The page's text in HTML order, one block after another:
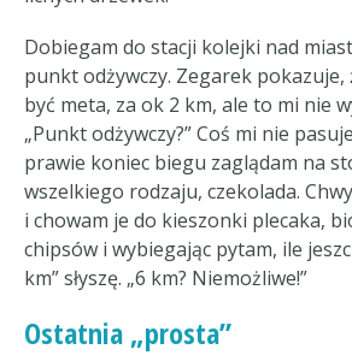
Dobiegam do stacji kolejki nad
punkt odżywczy. Zegarek
być meta, za ok 2 km, ale to mi nie
„Punkt odżywczy?” Coś mi nie
prawie koniec biegu zaglądam na
wszelkiego rodzaju, czekolada.
i chowam je do kieszonki plecaka,
chipsów i wybiegając pytam, ile
km” słyszę. „6 km? Niemożliwe!”
Ostatnia „prosta”